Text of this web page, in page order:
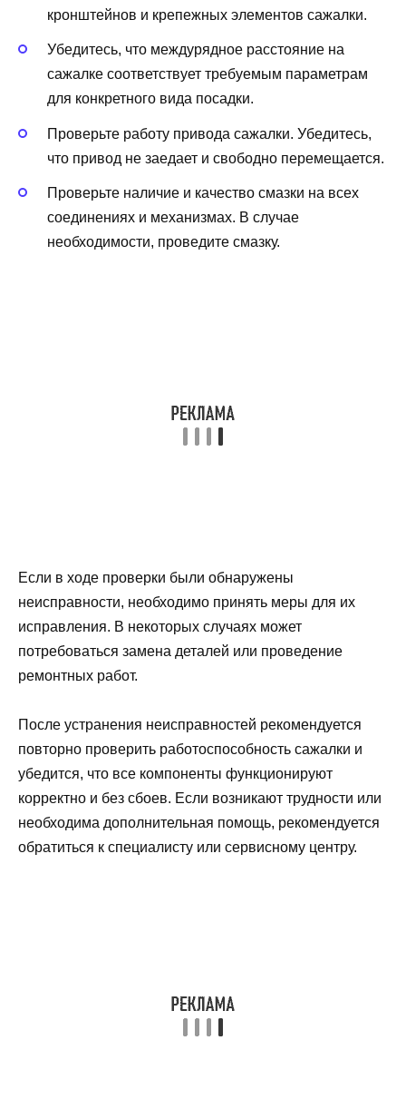
кронштейнов и крепежных элементов сажалки.
Убедитесь, что междурядное расстояние на
сажалке соответствует требуемым параметрам
для конкретного вида посадки.
Проверьте работу привода сажалки. Убедитесь,
что привод не заедает и свободно перемещается.
Проверьте наличие и качество смазки на всех
соединениях и механизмах. В случае
необходимости, проведите смазку.
Если в ходе проверки были обнаружены
неисправности, необходимо принять меры для их
исправления. В некоторых случаях может
потребоваться замена деталей или проведение
ремонтных работ.
После устранения неисправностей рекомендуется
повторно проверить работоспособность сажалки и
убедится, что все компоненты функционируют
корректно и без сбоев. Если возникают трудности или
необходима дополнительная помощь, рекомендуется
обратиться к специалисту или сервисному центру.